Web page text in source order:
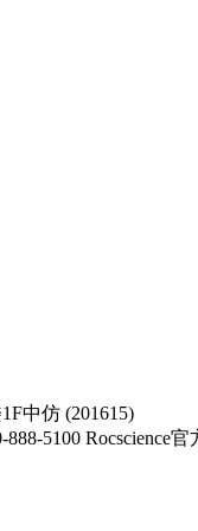
中仿 (201615)
5100 Rocscience